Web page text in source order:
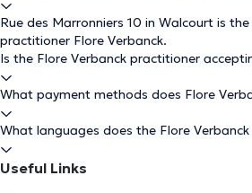
Rue des Marronniers 10 in Walcourt is
practitioner Flore Verbanck.
Is the Flore Verbanck practitioner
What payment methods does Flore
What languages does the Flore
Useful Links